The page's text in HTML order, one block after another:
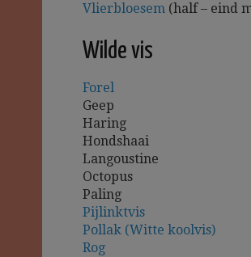
Vlierbloesem (half – eind
Wilde vis
Forel
Geep
Haring
Hondshaai
Langoustine
Octopus
Paling
Pijlinktvis
Pollak (Witte koolvis)
Rog